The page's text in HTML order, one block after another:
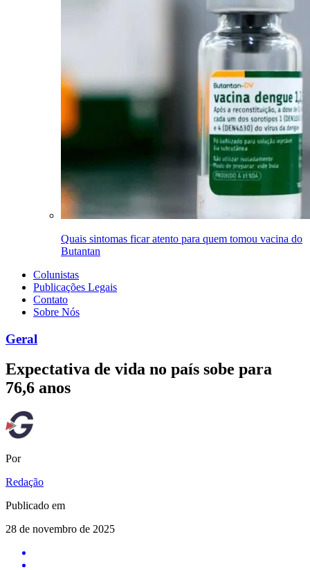
Quais sintomas ficar atento para quem tomou vacina do
Butantan
Colunistas
Publicações Legais
Contato
Sobre Nós
Geral
Expectativa de vida no país sobe para
76,6 anos
Por
Redação
Publicado em
28 de novembro de 2025